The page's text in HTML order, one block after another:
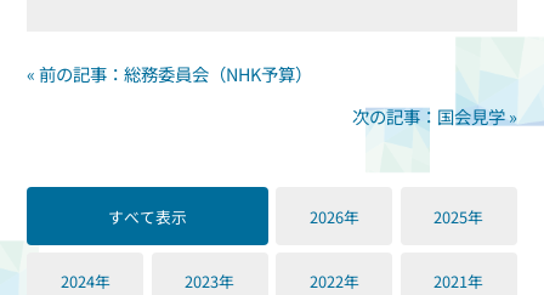
« 前の記事：総務委員会（NHK予算）
次の記事：国会見学 »
すべて表示 2026年 2025年
2024年 2023年 2022年 2021年